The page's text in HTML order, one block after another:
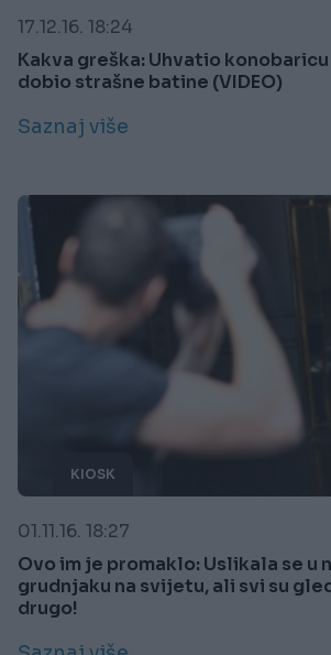
17.12.16. 18:24
Kakva greška: Uhvatio konobaricu
dobio strašne batine (VIDEO)
Saznaj više
KIOSK
01.11.16. 18:27
Ovo im je promaklo: Uslikala se u
grudnjaku na svijetu, ali svi su
drugo!